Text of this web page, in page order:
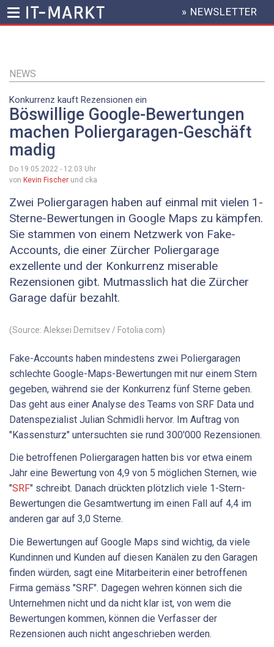
Inhalt
HEADER
MENU
» NEWSLETTER
NEWS
Konkurrenz kauft Rezensionen ein
Böswillige Google-Bewertungen
machen Poliergaragen-Geschäft
madig
Do 19.05.2022 - 12:03 Uhr
von Kevin Fischer und cka
Zwei Poliergaragen haben auf einmal mit vielen 1-
Sterne-Bewertungen in Google Maps zu kämpfen.
Sie stammen von einem Netzwerk von Fake-
Accounts, die einer Zürcher Poliergarage
exzellente und der Konkurrenz miserable
Rezensionen gibt. Mutmasslich hat die Zürcher
Garage dafür bezahlt.
(Source: Aleksei Demitsev / Fotolia.com)
Fake-Accounts haben mindestens zwei Poliergaragen
schlechte Google-Maps-Bewertungen mit nur einem Stern
gegeben, während sie der Konkurrenz fünf Sterne geben.
Das geht aus einer Analyse des Teams von SRF Data und
Datenspezialist Julian Schmidli hervor. Im Auftrag von
"Kassensturz" untersuchten sie rund 300'000 Rezensionen.
Die betroffenen Poliergaragen hatten bis vor etwa einem
Jahr eine Bewertung von 4,9 von 5 möglichen Sternen, wie
"SRF" schreibt. Danach drückten plötzlich viele 1-Stern-
Bewertungen die Gesamtwertung im einen Fall auf 4,4 im
anderen gar auf 3,0 Sterne.
Die Bewertungen auf Google Maps sind wichtig, da viele
Kundinnen und Kunden auf diesen Kanälen zu den Garagen
finden würden, sagt eine Mitarbeiterin einer betroffenen
Firma gemäss "SRF". Dagegen wehren können sich die
Unternehmen nicht und da nicht klar ist, von wem die
Bewertungen kommen, können die Verfasser der
Rezensionen auch nicht angeschrieben werden.